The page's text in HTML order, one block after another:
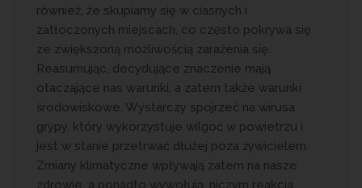
również, że skupiamy się w ciasnych i
zatłoczonych miejscach, co często pokrywa się
ze zwiększoną możliwością zarażenia się.
Reasumując, decydujące znaczenie mają
otaczające nas warunki, a zatem także warunki
środowiskowe. Wystarczy spojrzeć na wirusa
grypy, który wykorzystuje wilgoć w powietrzu i
jest w stanie przetrwać dłużej poza żywicielem.
Zmiany klimatyczne wpływają zatem na nasze
zdrowie, a ponadto wywołują, niczym reakcja